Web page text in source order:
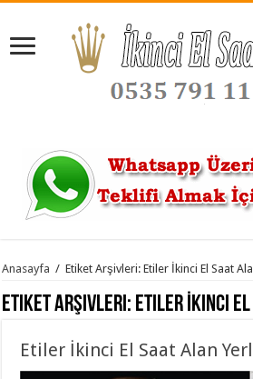
Anasayfa / Etiket Arşivleri: Etiler İkinci El Saat
Etiket Arşivleri: Etiler İkinci
Etiler İkinci El Saat Alan